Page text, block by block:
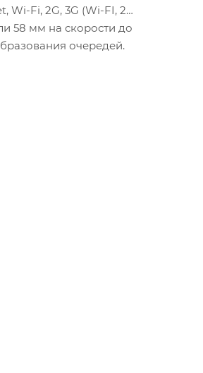
Fi, 2G, 3G (Wi-FI, 2G
58 мм на скорости до
очередей.